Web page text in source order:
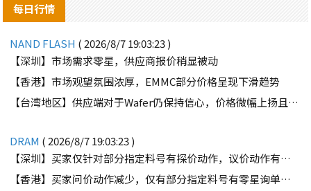
每日行情
NAND FLASH ( 2026/8/7 19:03:23 )
【深圳】市场需求零星，供应商报价稍显被动
【香港】市场观望氛围浓厚，EMMC部分价格呈现下滑趋势
【台湾地区】供应端对于Wafer仍保持信心，价格微幅上扬且惜售态度不变
DRAM ( 2026/8/7 19:03:23 )
【深圳】买家仅针对部分指定料号有探价动作，议价动作有所减少
【香港】买家问价动作减少，仅有部分指定料号有零星询单动作